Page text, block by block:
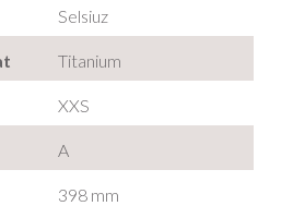
Selsiuz
Titanium
XXS
A
398 mm